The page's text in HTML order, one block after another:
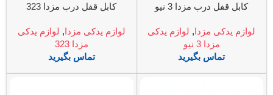
کابل قفل درب مزدا 3 نیو
لوازم یدکی مزدا, لوازم یدکی
مزدا 3 نیو
تماس بگیرید
کابل قفل درب مزدا 323
لوازم یدکی مزدا, لوازم یدکی
مزدا 323
تماس بگیرید